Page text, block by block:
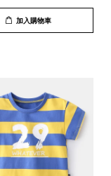
加入購物車